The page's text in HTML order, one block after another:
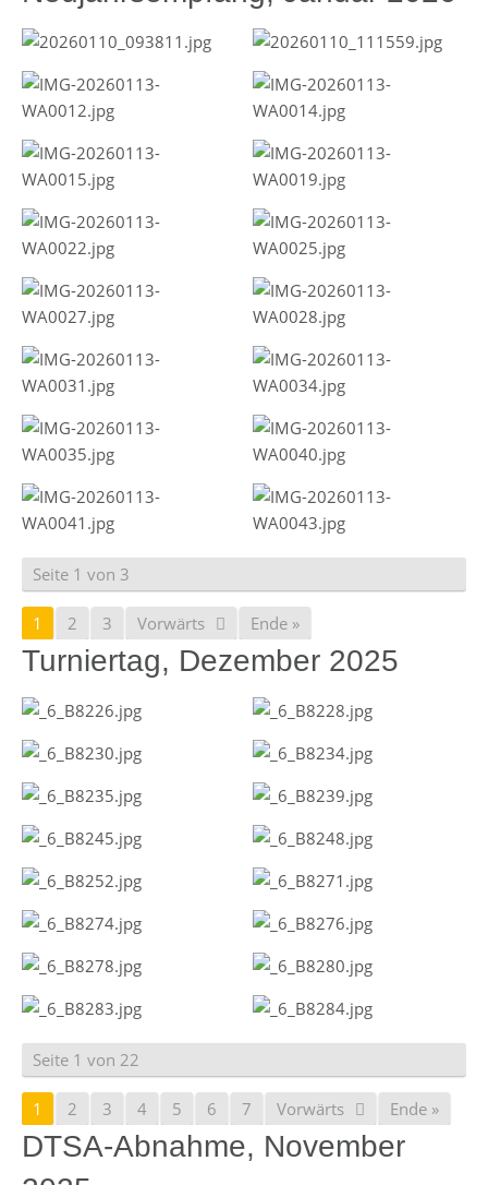
Seite 1 von 3
1 2 3 Vorwärts Ende »
Turniertag, Dezember 2025
Seite 1 von 22
1 2 3 4 5 6 7 Vorwärts Ende »
DTSA-Abnahme, November